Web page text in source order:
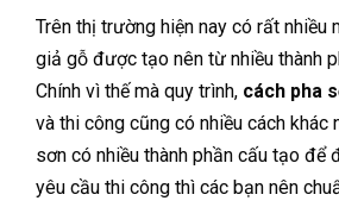
Trên thị trường hiện nay có rất nhiều
giả gỗ được tạo nên từ nhiều thành
Chính vì thế mà quy trình, cách pha
và thi công cũng có nhiều cách khác
sơn có nhiều thành phần cấu tạo để
yêu cầu thi công thì các bạn nên